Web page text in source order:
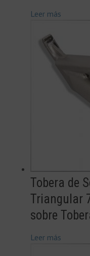
Leer más
Tobera de
Triangular
sobre
Leer más